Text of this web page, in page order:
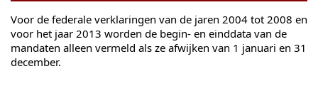
Voor de federale verklaringen van de jaren 2004 tot 2008 en
voor het jaar 2013 worden de begin- en einddata van de
mandaten alleen vermeld als ze afwijken van 1 januari en 31
december.